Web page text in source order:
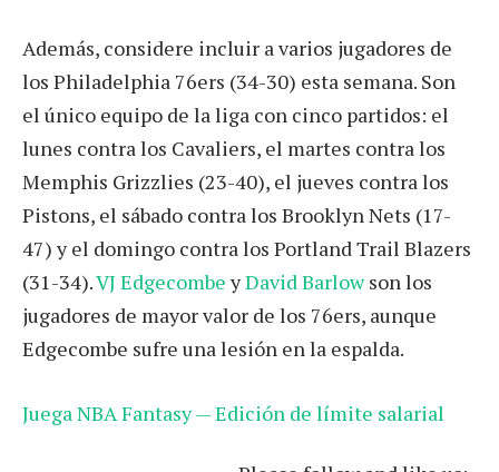
Además, considere incluir a varios jugadores de
los Philadelphia 76ers (34-30) esta semana. Son
el único equipo de la liga con cinco partidos: el
lunes contra los Cavaliers, el martes contra los
Memphis Grizzlies (23-40), el jueves contra los
Pistons, el sábado contra los Brooklyn Nets (17-
47) y el domingo contra los Portland Trail Blazers
(31-34).VJ Edgecombe yDavid Barlowson los
jugadores de mayor valor de los 76ers, aunque
Edgecombe sufre una lesión en la espalda.
Juega NBA Fantasy — Edición de límite salarial